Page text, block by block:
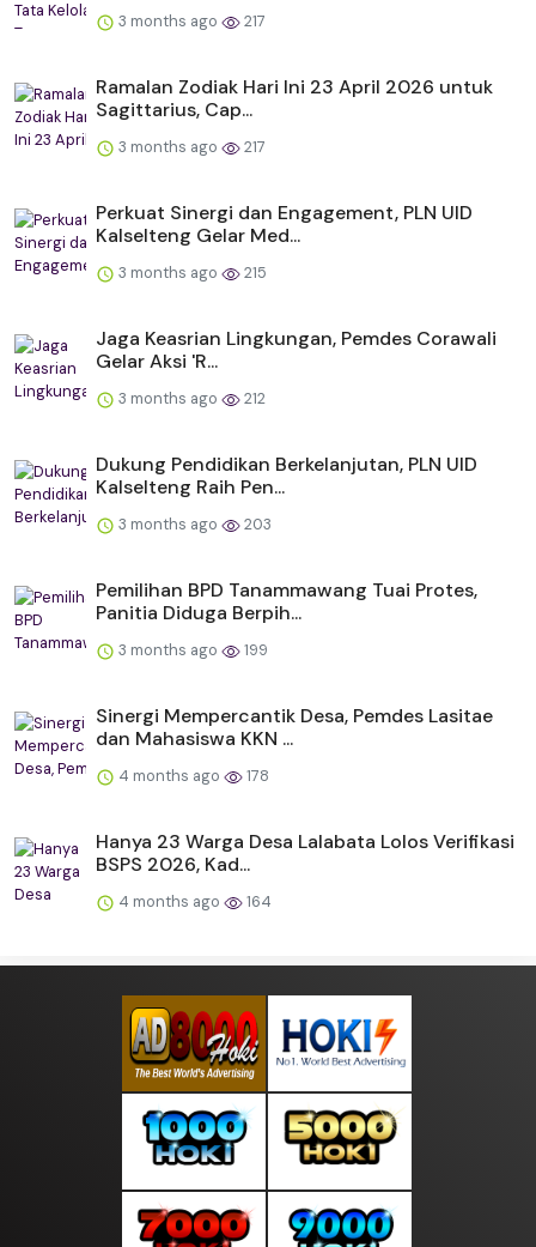
3 months ago 217
Ramalan Zodiak Hari Ini 23 April 2026 untuk
Sagittarius, Cap...
3 months ago 217
Perkuat Sinergi dan Engagement, PLN UID
Kalselteng Gelar Med...
3 months ago 215
Jaga Keasrian Lingkungan, Pemdes Corawali
Gelar Aksi 'R...
3 months ago 212
Dukung Pendidikan Berkelanjutan, PLN UID
Kalselteng Raih Pen...
3 months ago 203
Pemilihan BPD Tanammawang Tuai Protes,
Panitia Diduga Berpih...
3 months ago 199
Sinergi Mempercantik Desa, Pemdes Lasitae
dan Mahasiswa KKN ...
4 months ago 178
Hanya 23 Warga Desa Lalabata Lolos Verifikasi
BSPS 2026, Kad...
4 months ago 164